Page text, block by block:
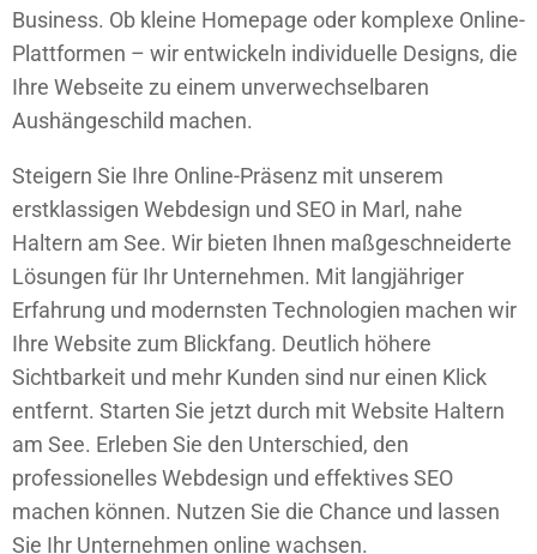
Business. Ob kleine Homepage oder komplexe Online-
Plattformen – wir entwickeln individuelle Designs, die
Ihre Webseite zu einem unverwechselbaren
Aushängeschild machen.
Steigern Sie Ihre Online-Präsenz mit unserem
erstklassigen Webdesign und SEO in Marl, nahe
Haltern am See. Wir bieten Ihnen maßgeschneiderte
Lösungen für Ihr Unternehmen. Mit langjähriger
Erfahrung und modernsten Technologien machen wir
Ihre Website zum Blickfang. Deutlich höhere
Sichtbarkeit und mehr Kunden sind nur einen Klick
entfernt. Starten Sie jetzt durch mit Website Haltern
am See. Erleben Sie den Unterschied, den
professionelles Webdesign und effektives SEO
machen können. Nutzen Sie die Chance und lassen
Sie Ihr Unternehmen online wachsen.